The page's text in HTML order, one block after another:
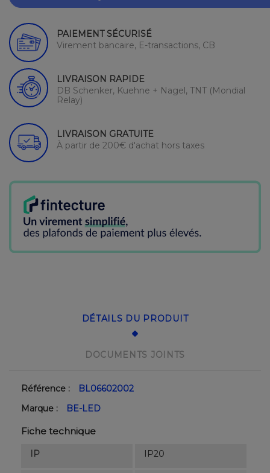
PAIEMENT SÉCURISÉ
Virement bancaire, E-transactions, CB
LIVRAISON RAPIDE
DB Schenker, Kuehne + Nagel, TNT (Mondial
Relay)
LIVRAISON GRATUITE
À partir de 200€ d'achat hors taxes
DÉTAILS DU PRODUIT
DOCUMENTS JOINTS
Référence :
BL06602002
Marque :
BE-LED
Fiche technique
IP IP20